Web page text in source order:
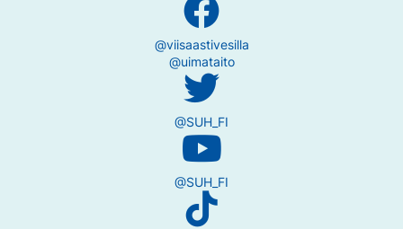
@viisaastivesilla
@uimataito
@SUH_FI
@SUH_FI